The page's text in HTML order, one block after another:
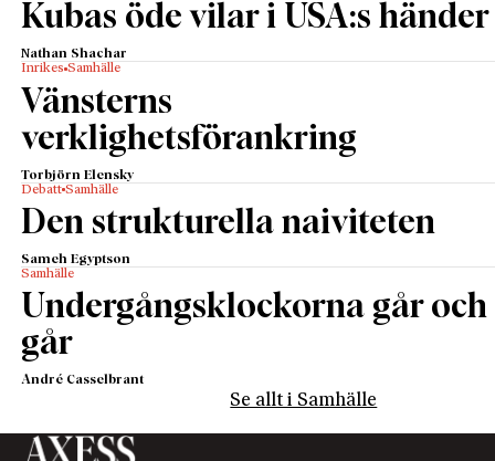
Kubas öde vilar i USA:s händer
Nathan Shachar
Inrikes Samhälle
Vänsterns
verklighetsförankring
Torbjörn Elensky
Debatt Samhälle
Den strukturella naiviteten
Sameh Egyptson
Samhälle
Undergångsklockorna går och
går
André Casselbrant
Se allt i Samhälle